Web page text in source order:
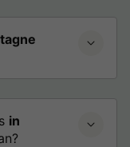
in